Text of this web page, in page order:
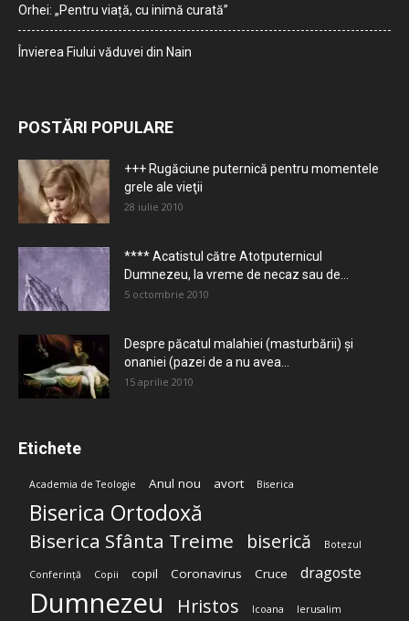
Orhei: „Pentru viață, cu inimă curată”
Învierea Fiului văduvei din Nain
POSTĂRI POPULARE
+++ Rugăciune puternică pentru momentele
grele ale vieţii
28 iulie 2010
**** Acatistul către Atotputernicul
Dumnezeu, la vreme de necaz sau de...
5 octombrie 2010
Despre păcatul malahiei (masturbării) şi
onaniei (pazei de a nu avea...
15 aprilie 2010
Etichete
Academia de Teologie Anul nou avort Biserica
Biserica Ortodoxă
Biserica Sfânta Treime biserică Botezul
Conferință Copii copil Coronavirus Cruce dragoste
Dumnezeu Hristos Icoana Ierusalim